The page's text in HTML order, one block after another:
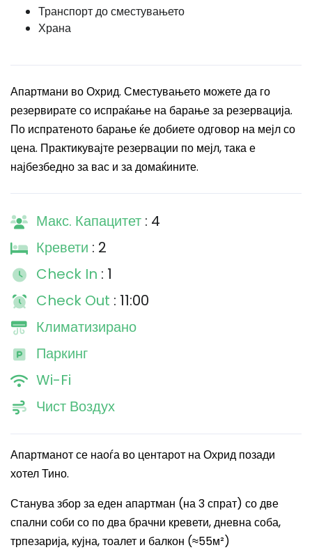
Транспорт до сместувањето
Храна
Апартмани во Охрид. Сместувањето можете да го
резервирате со испраќање на барање за резервација.
По испратеното барање ќе добиете одговор на мејл со
цена. Практикувајте резервации по мејл, така е
најбезбедно за вас и за домаќините.
Макс. Капацитет : 4
Кревети : 2
Check In : 1
Check Out : 11:00
Климатизирано
Паркинг
Wi-Fi
Чист Воздух
Апартманот се наоѓа во центарот на Охрид позади
хотел Тино.
Станува збор за еден апартман (на 3 спрат) со две
спални соби со по два брачни кревети, дневна соба,
трпезарија, кујна, тоалет и балкон (≈55м²)